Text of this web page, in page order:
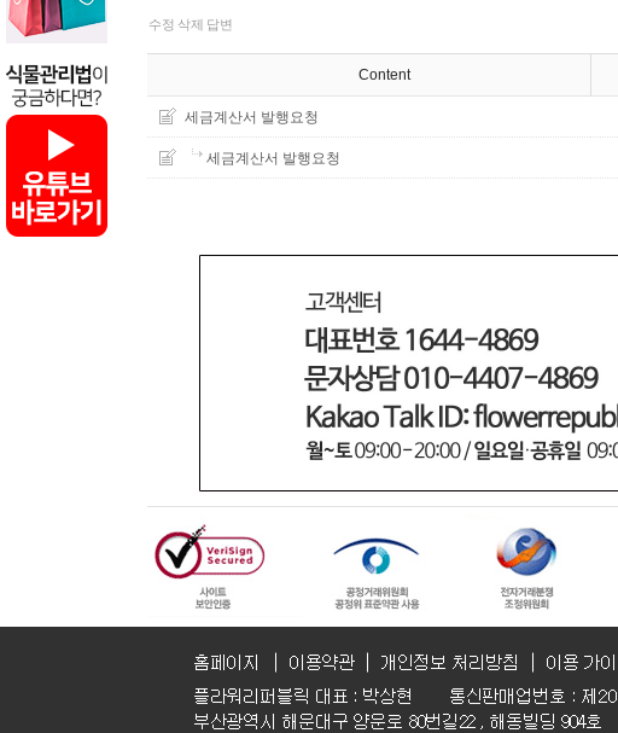
수정 삭제 답변
Content
세금계산서 발행요청
세금계산서 발행요청